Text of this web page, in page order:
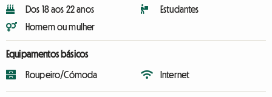
Dos 18 aos 22 anos
Homem ou mulher
Estudantes
Equipamentos básicos
Roupeiro/Cómoda Internet